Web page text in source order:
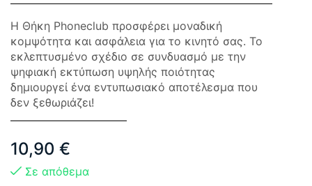
Η Θήκη Phoneclub προσφέρει μοναδική
κομψότητα και ασφάλεια για το κινητό σας. Το
εκλεπτυσμένο σχέδιο σε συνδυασμό με την
ψηφιακή εκτύπωση υψηλής ποιότητας
δημιουργεί ένα εντυπωσιακό αποτέλεσμα που
δεν ξεθωριάζει!
10,90 €
Σε απόθεμα